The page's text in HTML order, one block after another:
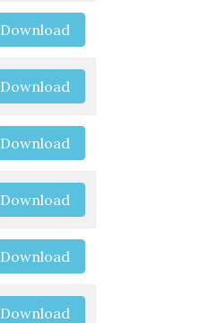
Download
Download
Download
Download
Download
Download